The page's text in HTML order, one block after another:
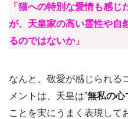
「猫への特別な愛情も感
が、天皇家の高い霊性や自
るのではないか」
なんと、敬愛が感じられる
メントは、天皇は”無私の心
ことを実にうまく表現して